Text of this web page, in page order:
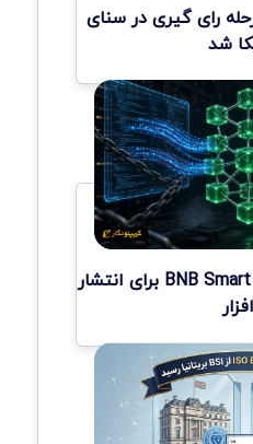
رای گیری در سنای
شد
حمله سایبری با BNB Smart Chain برای انتشار